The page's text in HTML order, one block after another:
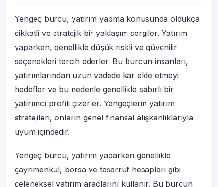
Yengeç burcu, yatırım yapma konusunda oldukça
dikkatli ve stratejik bir yaklaşım sergiler. Yatırım
yaparken, genellikle düşük riskli ve güvenilir
seçenekleri tercih ederler. Bu burcun insanları,
yatırımlarından uzun vadede kar elde etmeyi
hedefler ve bu nedenle genellikle sabırlı bir
yatırımcı profili çizerler. Yengeçlerin yatırım
stratejileri, onların genel finansal alışkanlıklarıyla
uyum içindedir.
Yengeç burcu, yatırım yaparken genellikle
gayrimenkul, borsa ve tasarruf hesapları gibi
geleneksel yatırım araçlarını kullanır. Bu burcun